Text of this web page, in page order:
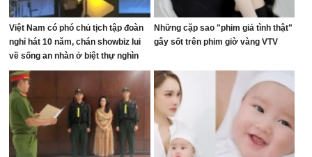
Việt Nam có phó chủ tịch tập đoàn
nghỉ hát 10 năm, chán showbiz lui
về sống an nhàn ở biệt thự nghìn
mét vuông
Những cặp sao "phim giả tình thật"
gây sốt trên phim giờ vàng VTV